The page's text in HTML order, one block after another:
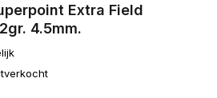
Extra Field
4.5mm.